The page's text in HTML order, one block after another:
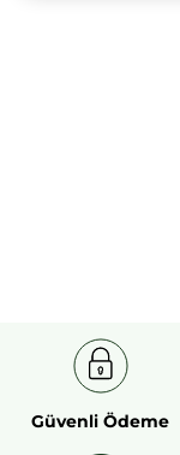
Güvenli Ödeme